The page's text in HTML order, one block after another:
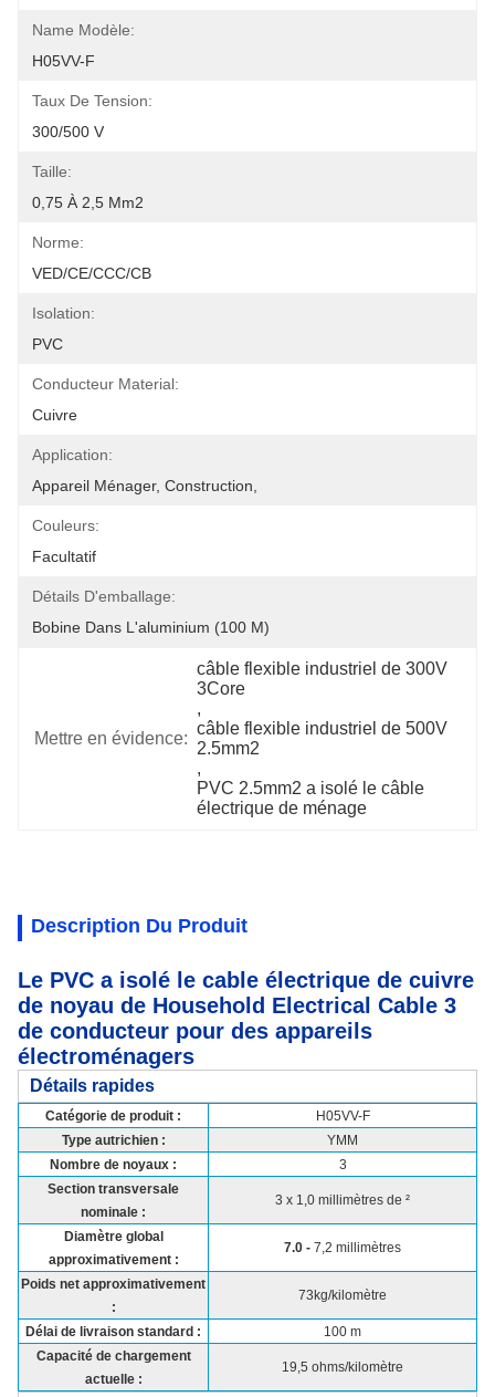
Name Modèle:
H05VV-F
Taux De Tension:
300/500 V
Taille:
0,75 À 2,5 Mm2
Norme:
VED/CE/CCC/CB
Isolation:
PVC
Conducteur Material:
Cuivre
Application:
Appareil Ménager, Construction,
Couleurs:
Facultatif
Détails D'emballage:
Bobine Dans L'aluminium (100 M)
Mettre en évidence:
câble flexible industriel de 300V
3Core
,
câble flexible industriel de 500V
2.5mm2
,
PVC 2.5mm2 a isolé le câble
électrique de ménage
Description Du Produit
Le PVC a isolé le cable électrique de cuivre
de noyau de Household Electrical Cable 3
de conducteur pour des appareils
électroménagers
Détails rapides
Catégorie de produit :
H05VV-F
Type autrichien :
YMM
Nombre de noyaux :
3
Section transversale
nominale :
3 x 1,0 millimètres de ²
Diamètre global
approximativement :
7.0 - 7,2 millimètres
Poids net approximativement
:
73kg/kilomètre
Délai de livraison standard :
100 m
Capacité de chargement
actuelle :
19,5 ohms/kilomètre